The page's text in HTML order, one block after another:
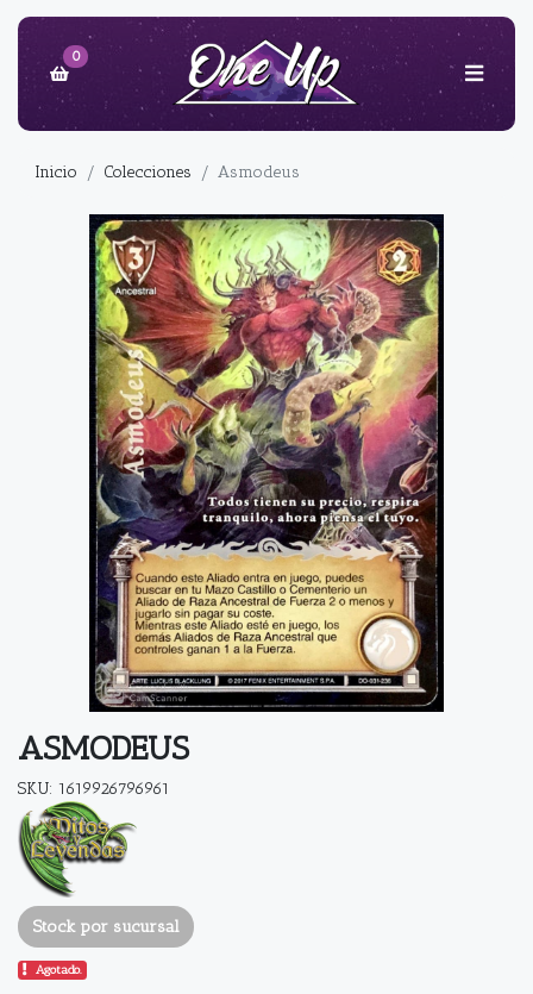
0
Inicio Colecciones Asmodeus
ASMODEUS
SKU: 1619926796961
Stock por sucursal
Agotado.